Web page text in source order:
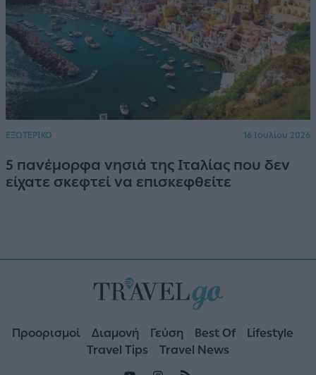
ΕΞΩΤΕΡΙΚΟ 16 Ιουλίου 2026
5 πανέμορφα νησιά της Ιταλίας που δεν
είχατε σκεφτεί να επισκεφθείτε
Προορισμοί Διαμονή Γεύση Best Of
Lifestyle
Travel Tips
Travel News